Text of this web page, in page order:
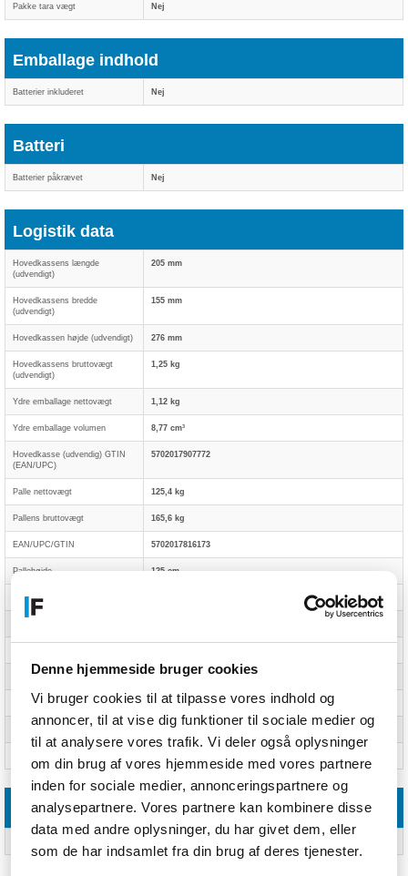
Denne hjemmeside bruger cookies
Vi bruger cookies til at tilpasse vores indhold og
annoncer, til at vise dig funktioner til sociale medier og
til at analysere vores trafik. Vi deler også oplysninger
om din brug af vores hjemmeside med vores partnere
inden for sociale medier, annonceringspartnere og
analysepartnere. Vores partnere kan kombinere disse
data med andre oplysninger, du har givet dem, eller
som de har indsamlet fra din brug af deres tjenester.
Pakke tara vægt Nej
Emballage indhold
Batterier inkluderet Nej
Batteri
Batterier påkrævet Nej
Logistik data
Hovedkassens længde
(udvendigt)
205 mm
Hovedkassens bredde
(udvendigt)
155 mm
Hovedkassen højde (udvendigt) 276 mm
Hovedkassens bruttovægt
(udvendigt)
1,25 kg
Ydre emballage nettovægt 1,12 kg
Ydre emballage volumen 8,77 cm³
Hovedkasse (udvendig) GTIN
(EAN/UPC)
5702017907772
Palle nettovægt 125,4 kg
Pallens bruttovægt 165,6 kg
EAN/UPC/GTIN 5702017816173
Pallehøjde 125 cm
Pallevolumen
Pallebredde 80 cm
Pallelængde 120 cm
Product preorder date 21-11-2024
Leverandørfunktioner